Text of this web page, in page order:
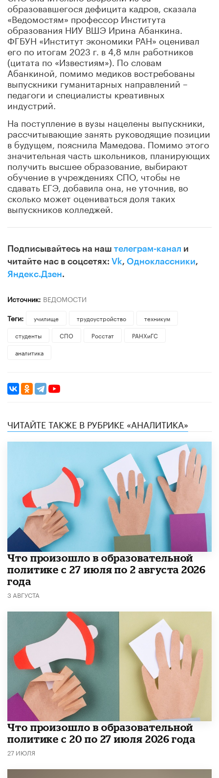
образовавшегося дефицита кадров, сказала
«Ведомостям» профессор Института
образования НИУ ВШЭ Ирина Абанкина.
ФГБУН «Институт экономики РАН» оценивал
его по итогам 2023 г. в 4,8 млн работников
(цитата по «Известиям»). По словам
Абанкиной, помимо медиков востребованы
выпускники гуманитарных направлений –
педагоги и специалисты креативных
индустрий.
На поступление в вузы нацелены выпускники,
рассчитывающие занять руководящие позиции
в будущем, пояснила Мамедова. Помимо этого
значительная часть школьников, планирующих
получить высшее образование, выбирают
обучение в учреждениях СПО, чтобы не
сдавать ЕГЭ, добавила она, не уточнив, во
сколько может оцениваться доля таких
выпускников колледжей.
Подписывайтесь на наш телеграм-канал и
читайте нас в соцсетях: Vk, Одноклассники,
Яндекс.Дзен.
Источник: ВЕДОМОСТИ
Теги:
училище трудоустройство
техникум
студенты
СПО Росстат
РАНХиГС
аналитика
ЧИТАЙТЕ ТАКЖЕ В РУБРИКЕ «АНАЛИТИКА»
​Что произошло в образовательной
политике с 27 июля по 2 августа 2026
года
3 АВГУСТА
​Что произошло в образовательной
политике с 20 по 27 июля 2026 года
27 ИЮЛЯ